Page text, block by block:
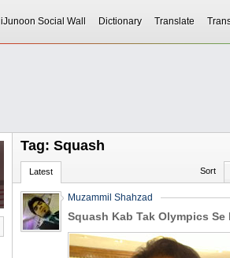
iJunoon Social Wall Dictionary Translate
Tag: Squash
Latest Sort
Muzammil Shahzad
Squash Kab Tak Olympics Se